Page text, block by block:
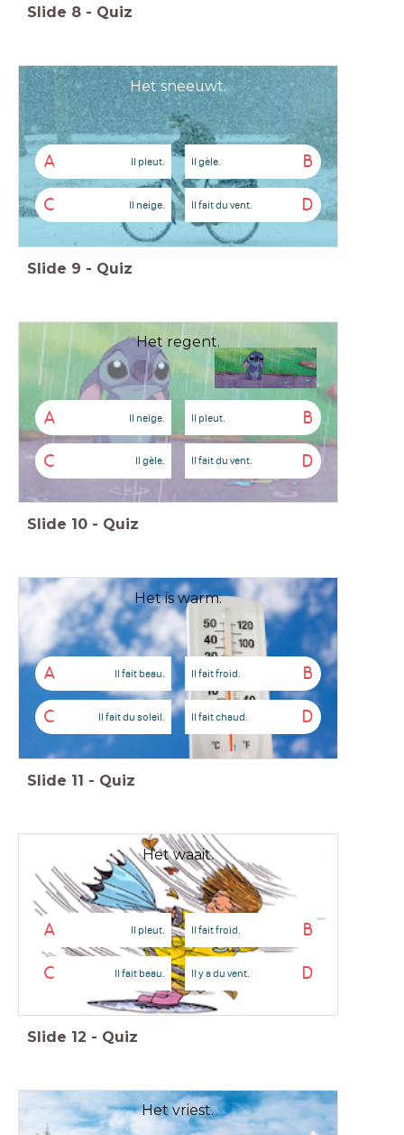
Slide 8 - Quiz
Het sneeuwt.
A Il pleut. B
Il gèle.
C Il neige. D
Il fait du vent.
Slide 9 - Quiz
Het regent.
A Il neige. B
Il pleut.
C Il gèle. D
Il fait du vent.
Slide 10 - Quiz
Het is warm.
A Il fait beau. B
Il fait froid.
C Il fait du soleil. D
Il fait chaud.
Slide 11 - Quiz
Het waait.
A Il pleut. B
Il fait froid.
C Il fait beau. D
Il y a du vent.
Slide 12 - Quiz
Het vriest.